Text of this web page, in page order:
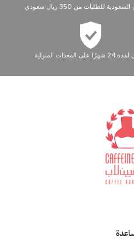
للطلبات من 350 ريال سعودي
المعدات المنزلية